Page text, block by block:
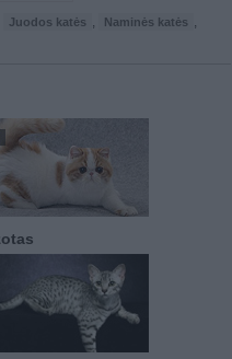
Juodos katės , Naminės katės ,